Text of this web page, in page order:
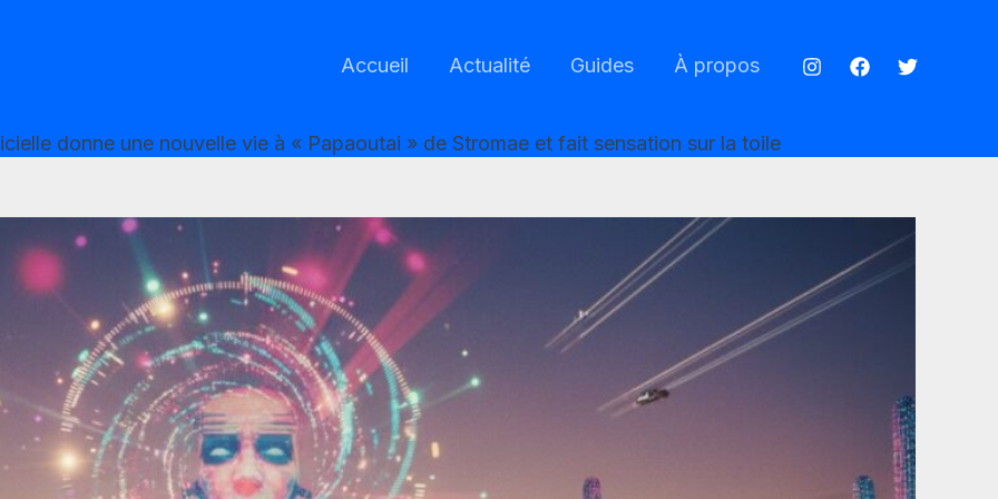
Accueil Actualité Guides À propos
donne une nouvelle vie à « Papaoutai » de Stromae et fait sensation sur la toile